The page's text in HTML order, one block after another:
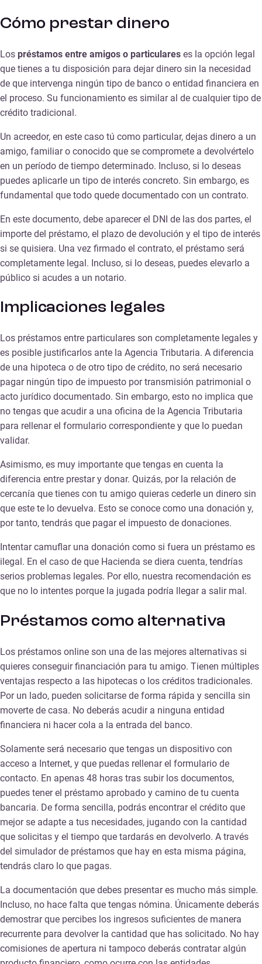
Cómo prestar dinero
Los préstamos entre amigos o particulares es la opción legal
que tienes a tu disposición para dejar dinero sin la necesidad
de que intervenga ningún tipo de banco o entidad financiera en
el proceso. Su funcionamiento es similar al de cualquier tipo de
crédito tradicional.
Un acreedor, en este caso tú como particular, dejas dinero a un
amigo, familiar o conocido que se compromete a devolvértelo
en un período de tiempo determinado. Incluso, si lo deseas
puedes aplicarle un tipo de interés concreto. Sin embargo, es
fundamental que todo quede documentado con un contrato.
En este documento, debe aparecer el DNI de las dos partes, el
importe del préstamo, el plazo de devolución y el tipo de interés
si se quisiera. Una vez firmado el contrato, el préstamo será
completamente legal. Incluso, si lo deseas, puedes elevarlo a
público si acudes a un notario.
Implicaciones legales
Los préstamos entre particulares son completamente legales y
es posible justificarlos ante la Agencia Tributaria. A diferencia
de una hipoteca o de otro tipo de crédito, no será necesario
pagar ningún tipo de impuesto por transmisión patrimonial o
acto jurídico documentado. Sin embargo, esto no implica que
no tengas que acudir a una oficina de la Agencia Tributaria
para rellenar el formulario correspondiente y que lo puedan
validar.
Asimismo, es muy importante que tengas en cuenta la
diferencia entre prestar y donar. Quizás, por la relación de
cercanía que tienes con tu amigo quieras cederle un dinero sin
que este te lo devuelva. Esto se conoce como una donación y,
por tanto, tendrás que pagar el impuesto de donaciones.
Intentar camuflar una donación como si fuera un préstamo es
ilegal. En el caso de que Hacienda se diera cuenta, tendrías
serios problemas legales. Por ello, nuestra recomendación es
que no lo intentes porque la jugada podría llegar a salir mal.
Préstamos como alternativa
Los préstamos online son una de las mejores alternativas si
quieres conseguir financiación para tu amigo. Tienen múltiples
ventajas respecto a las hipotecas o los créditos tradicionales.
Por un lado, pueden solicitarse de forma rápida y sencilla sin
moverte de casa. No deberás acudir a ninguna entidad
financiera ni hacer cola a la entrada del banco.
Solamente será necesario que tengas un dispositivo con
acceso a Internet, y que puedas rellenar el formulario de
contacto. En apenas 48 horas tras subir los documentos,
puedes tener el préstamo aprobado y camino de tu cuenta
bancaria. De forma sencilla, podrás encontrar el crédito que
mejor se adapte a tus necesidades, jugando con la cantidad
que solicitas y el tiempo que tardarás en devolverlo. A través
del simulador de préstamos que hay en esta misma página,
tendrás claro lo que pagas.
La documentación que debes presentar es mucho más simple.
Incluso, no hace falta que tengas nómina. Únicamente deberás
demostrar que percibes los ingresos suficientes de manera
recurrente para devolver la cantidad que has solicitado. No hay
comisiones de apertura ni tampoco deberás contratar algún